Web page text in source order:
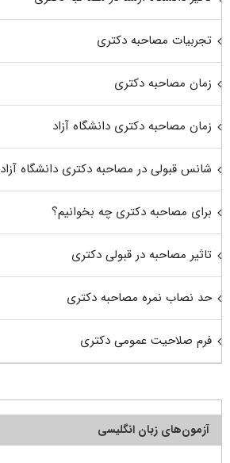
تجربیات مصاحبه دکتری
زمان مصاحبه دکتری
زمان مصاحبه دکتری دانشگاه آزاد
شانس قبولی در مصاحبه دکتری دانشگاه آزاد
برای مصاحبه دکتری چه بخوانیم؟
تاثیر مصاحبه در قبولی دکتری
حد نصاب نمره مصاحبه دکتری
فرم صلاحیت عمومی دکتری
آزمون‌های زبان انگلیسی